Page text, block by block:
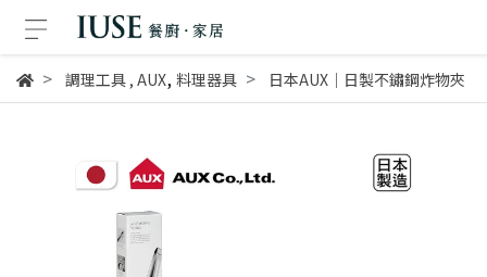
調理工具, AUX, 料理器具 日本AUX│日製不鏽鋼炸物夾